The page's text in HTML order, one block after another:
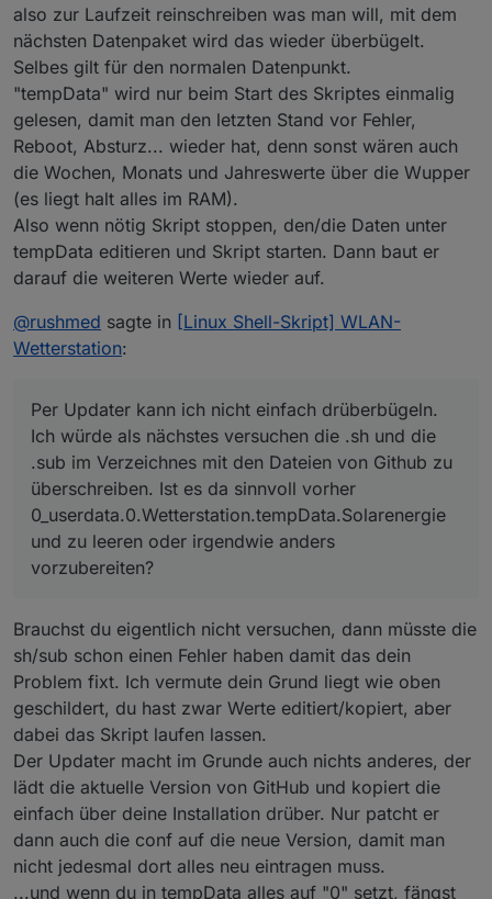
also zur Laufzeit reinschreiben was man will, mit dem
nächsten Datenpaket wird das wieder überbügelt.
Selbes gilt für den normalen Datenpunkt.
"tempData" wird nur beim Start des Skriptes einmalig
gelesen, damit man den letzten Stand vor Fehler,
Reboot, Absturz... wieder hat, denn sonst wären auch
die Wochen, Monats und Jahreswerte über die Wupper
(es liegt halt alles im RAM).
Also wenn nötig Skript stoppen, den/die Daten unter
tempData editieren und Skript starten. Dann baut er
darauf die weiteren Werte wieder auf.
@rushmed sagte in [Linux Shell-Skript] WLAN-
Wetterstation:
Per Updater kann ich nicht einfach drüberbügeln.
Ich würde als nächstes versuchen die .sh und die
.sub im Verzeichnes mit den Dateien von Github zu
überschreiben. Ist es da sinnvoll vorher
0_userdata.0.Wetterstation.tempData.Solarenergie
und zu leeren oder irgendwie anders
vorzubereiten?
Brauchst du eigentlich nicht versuchen, dann müsste die
sh/sub schon einen Fehler haben damit das dein
Problem fixt. Ich vermute dein Grund liegt wie oben
geschildert, du hast zwar Werte editiert/kopiert, aber
dabei das Skript laufen lassen.
Der Updater macht im Grunde auch nichts anderes, der
lädt die aktuelle Version von GitHub und kopiert die
einfach über deine Installation drüber. Nur patcht er
dann auch die conf auf die neue Version, damit man
nicht jedesmal dort alles neu eintragen muss.
...und wenn du in tempData alles auf "0" setzt, fängst